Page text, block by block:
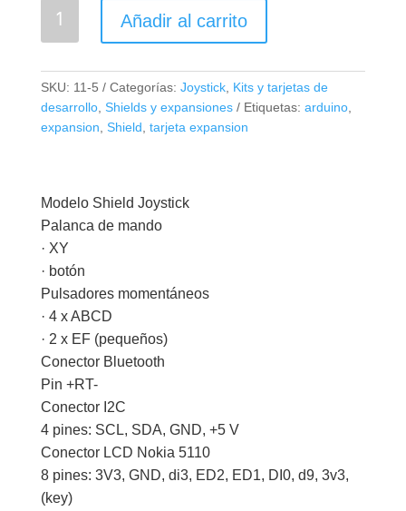
Módulo
Arduino
cantidad
Añadir al carrito
SKU: 11-5 Categorías: Joystick, Kits y tarjetas de
desarrollo, Shields y expansiones Etiquetas: arduino,
expansion Shield tarjeta expansion
Modelo Shield Joystick
Palanca de mando
· XY
· botón
Pulsadores momentáneos
· 4 x ABCD
· 2 x EF (pequeños)
Conector Bluetooth
Pin +RT-
Conector I2C
4 pines: SCL, SDA, GND, +5 V
Conector LCD Nokia 5110
8 pines: 3V3, GND, di3, ED2, ED1, DI0, d9, 3v3,
(key)